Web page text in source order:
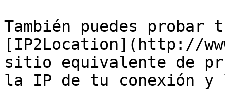
También puedes
[IP2Location](http://
sitio equivalente de
la IP de tu conexión